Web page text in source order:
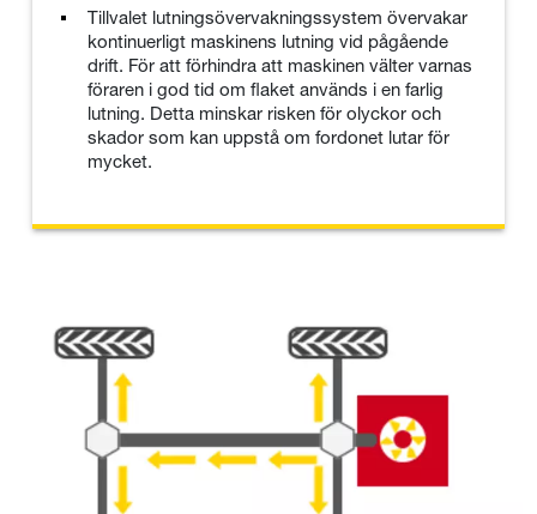
Tillvalet lutningsövervakningssystem övervakar
kontinuerligt maskinens lutning vid pågående
drift. För att förhindra att maskinen välter varnas
föraren i god tid om flaket används i en farlig
lutning. Detta minskar risken för olyckor och
skador som kan uppstå om fordonet lutar för
mycket.